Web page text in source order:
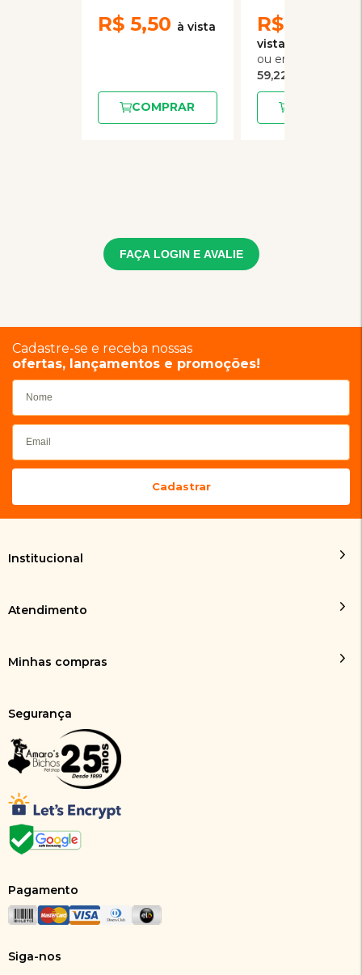
R$ 5,50
COMPRAR
R$
59,22
FAÇA LOGIN E AVALIE
Cadastre-se e receba nossas
ofertas, lançamentos e promoções!
Institucional
Atendimento
Minhas compras
Segurança
Pagamento
Siga-nos